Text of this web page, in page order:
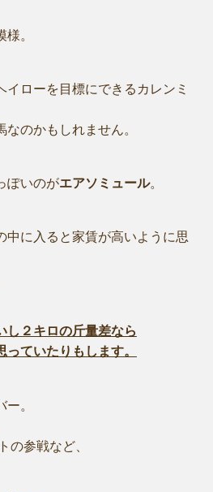
。
イローを目標にできるカレンミ
のかもしれません。
ぽいのがエアソミュール。
中に入ると家賃が高いように思
し２キロの斤量差なら
ていたりもします。
。
の参戦など、